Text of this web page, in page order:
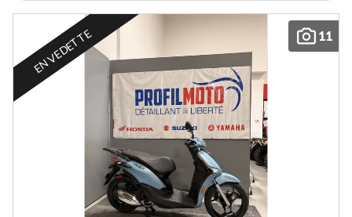
11
EN VEDETTE